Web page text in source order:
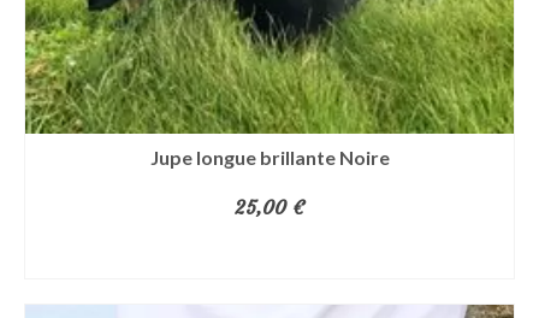
Jupe longue brillante Noire
25,00 €